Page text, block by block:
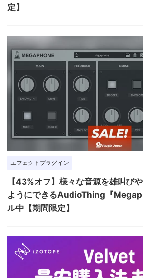
定】
エフェクトプラグイン
【43%オフ】様々な音源を雄叫び
ようにできるAudioThing『
ル中【期間限定】